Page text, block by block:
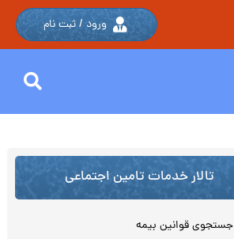
ورود / ثبت نام
تالار خدمات تامین اجتماعی
جستجوی قوانین بیمه